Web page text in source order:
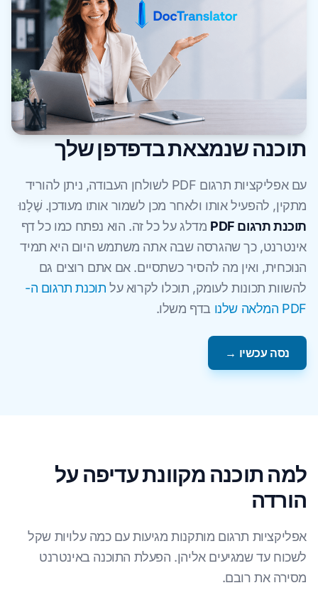
תוכנה שנמצאת בדפדפן שלך
עם אפליקציות תרגום PDF לשולחן העבודה, ניתן להוריד
מתקין, להפעיל אותו ולאחר מכן לשמור אותו מעודכן. שֶׁלָנוּ
תוכנת תרגום PDF
מדלג על כל זה. הוא נפתח כמו כל דף
אינטרנט, כך שהגרסה שבה אתה משתמש היום היא תמיד
הנוכחית, ואין מה להסיר כשתסיים. אם אתם רוצים גם
להשוות תכונות לעומק, תוכלו לקרוא על
תוכנת תרגום ה-
PDF המלאה שלנו
בדף משלו.
נסה עכשיו →
למה תוכנה מקוונת עדיפה על
הורדה
אפליקציות תרגום מותקנות מגיעות עם כמה עלויות שקל
לשכוח עד שמגיעים אליהן. הפעלת התוכנה באינטרנט
מסירה את רובם.